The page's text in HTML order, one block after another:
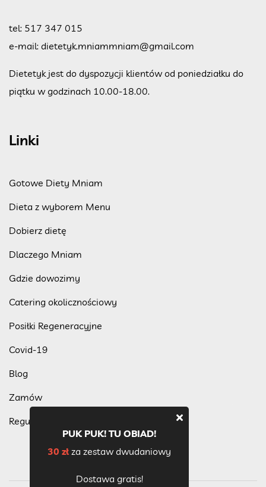
tel: 517 347 015
e-mail: dietetyk.mniammniam@gmail.com
Dietetyk jest do dyspozycji klientów od poniedziałku do
piątku w godzinach 10.00-18.00.
Linki
Gotowe Diety Mniam
Dieta z wyborem Menu
Dobierz dietę
Dlaczego Mniam
Gdzie dowozimy
Catering okolicznościowy
Posiłki Regeneracyjne
Covid-19
Blog
Zamów
Regulamin programu lojalnościowego
PUK PUK! TU OBIAD!
30 zł za zestaw dwudaniowy
Dostawa gratis!